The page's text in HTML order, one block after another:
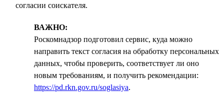
согласии соискателя.
ВАЖНО:
Роскомнадзор подготовил сервис, куда можно
направить текст согласия на обработку персональных
данных, чтобы проверить, соответствует ли оно
новым требованиям, и получить рекомендации:
https://pd.rkn.gov.ru/soglasiya.